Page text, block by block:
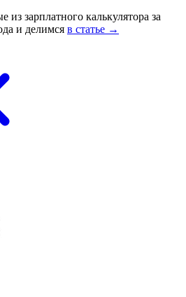
зарплатного калькулятора за
и делимся в статье →